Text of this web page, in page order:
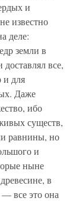
и
известно
деле:
земли в
все,
и для
Даже
ибо
существ,
равнины, но
и
ныне
в
все это она